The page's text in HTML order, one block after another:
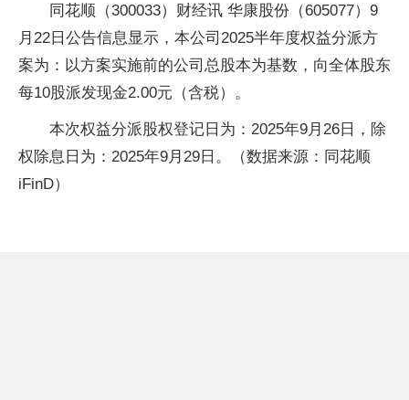
同花顺（300033）财经讯 华康股份（605077）9
月22日公告信息显示，本公司2025半年度权益分派方
案为：以方案实施前的公司总股本为基数，向全体股东
每10股派发现金2.00元（含税）。
本次权益分派股权登记日为：2025年9月26日，除
权除息日为：2025年9月29日。（数据来源：同花顺
iFinD）